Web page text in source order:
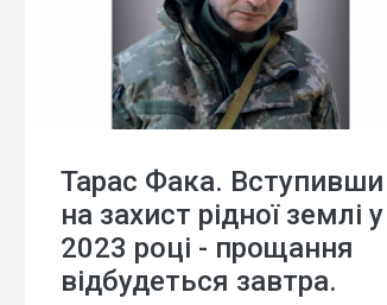
Тарас Фака. Вступивши
на захист рідної землі у
2023 році - прощання
відбудеться завтра.